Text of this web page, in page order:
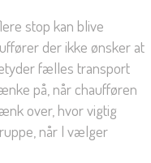
stop kan blive
der ikke ønsker at
fælles transport
på, når chaufføren
over, hvor vigtig
når I vælger